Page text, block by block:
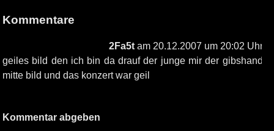
Kommentare
2Fa5tam 20.12.2007 um 20:02 Uhr
geiles bild den ich bin da drauf der junge mir der gibshand
mitte bild und das konzert war geil
Kommentar abgeben